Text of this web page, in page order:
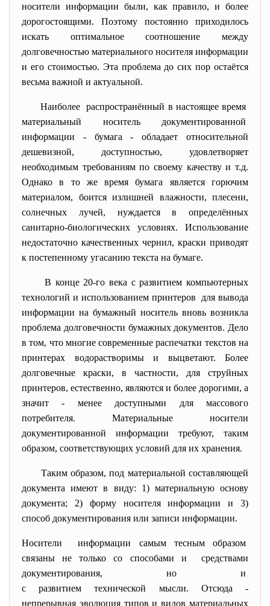
носители информации были, как правило, и более
дорогостоящими. Поэтому постоянно приходилось
искать оптимальное соотношение между
долговечностью материального носителя информации
и его стоимостью. Эта проблема до сих пор остаётся
весьма важной и актуальной.
Наиболее распространённый в настоящее время
материальный носитель документированной
информации - бумага - обладает относительной
дешевизной, доступностью, удовлетворяет
необходимым требованиям по своему качеству и т.д.
Однако в то же время бумага является горючим
материалом, боится излишней влажности, плесени,
солнечных лучей, нуждается в определённых
санитарно-биологических условиях. Использование
недостаточно качественных чернил, краски приводят
к постепенному угасанию текста на бумаге.
В конце 20-го века с развитием компьютерных
технологий и использованием принтеров для вывода
информации на бумажный носитель вновь возникла
проблема долговечности бумажных документов. Дело
в том, что многие современные распечатки текстов на
принтерах водорастворимы и выцветают. Более
долговечные краски, в частности, для струйных
принтеров, естественно, являются и более дорогими, а
значит - менее доступными для массового
потребителя. Материальные носители
документированной информации требуют, таким
образом, соответствующих условий для их хранения.
Таким образом, под материальной составляющей
документа имеют в виду: 1) материальную основу
документа; 2) форму носителя информации и 3)
способ документирования или записи информации.
Носители информации самым тесным образом
связаны не только со способами и средствами
документирования, но и
с развитием технической мысли. Отсюда -
непрерывная эволюция типов и видов материальных